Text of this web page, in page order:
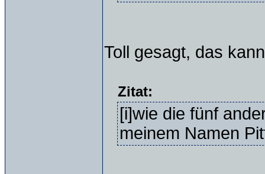
Toll gesagt, das
Zitat:
[i]wie die fünf
meinem Namen